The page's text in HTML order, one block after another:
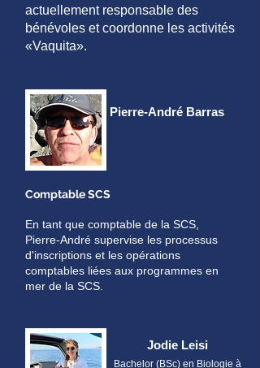
actuellement responsable des
bénévoles et coordonne les activités
«Vaquita».
Pierre-André Barras
Comptable SCS
En tant que comptable de la SCS,
Pierre-André supervise les processus
d'inscriptions et les opérations
comptables liées aux programmes en
mer de la SCS.
Jodie Leisi
Bachelor (BSc) en Biologie à